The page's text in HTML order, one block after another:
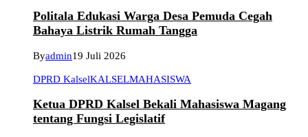
Politala Edukasi Warga Desa Pemuda Cegah
Bahaya Listrik Rumah Tangga
Byadmin19 Juli 2026
DPRD KalselKALSELMAHASISWA
Ketua DPRD Kalsel Bekali Mahasiswa Magang
tentang Fungsi Legislatif